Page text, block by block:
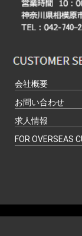
会社概要
お問い合わせ
求人情報
FOR OVERSEAS